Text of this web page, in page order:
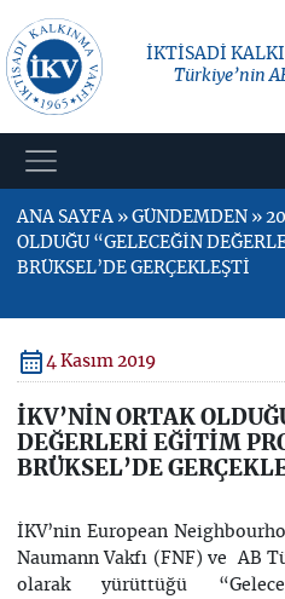
İKTİSADİ
Türkiye’nin
ANA SAYFA » GÜNDEMDEN »
OLDUĞU “GELECEĞİN
BRÜKSEL’DE GERÇEKLEŞTİ
4 Kasım 2019
İKV’NİN ORTAK
DEĞERLERİ EĞİTİM
BRÜKSEL’DE
İKV’nin European
Naumann Vakfı (FNF) ve AB
olarak yürüttüğü